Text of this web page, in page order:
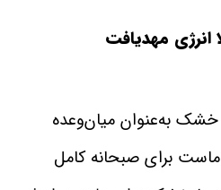
مهدیافت
به‌عنوان میان‌وعده
ماست برای صبحانه کامل